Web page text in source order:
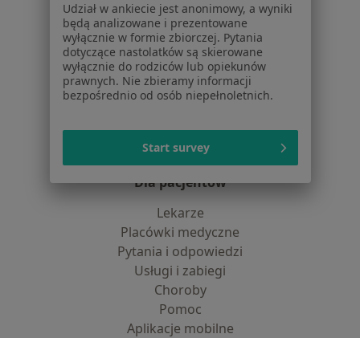
Polityka cookies
Jak działają wyniki wyszukiwania
Dostępność
O nas
Praca Rekrutujemy!
Centrum prasowe
Kontakt
Dla pacjentów
Lekarze
Placówki medyczne
Pytania i odpowiedzi
Usługi i zabiegi
Choroby
Pomoc
Aplikacje mobilne
Udział w ankiecie jest anonimowy, a wyniki
będą analizowane i prezentowane
wyłącznie w formie zbiorczej. Pytania
dotyczące nastolatków są skierowane
wyłącznie do rodziców lub opiekunów
prawnych. Nie zbieramy informacji
bezpośrednio od osób niepełnoletnich.
Start survey